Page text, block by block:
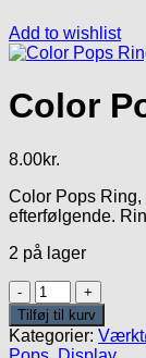
Add to wishlist
Color
8.00kr.
Color Pops
efterfølgende.
2 på lager
Color
Pops
Ring
antal
Tilføj til kurv
Kategorier: